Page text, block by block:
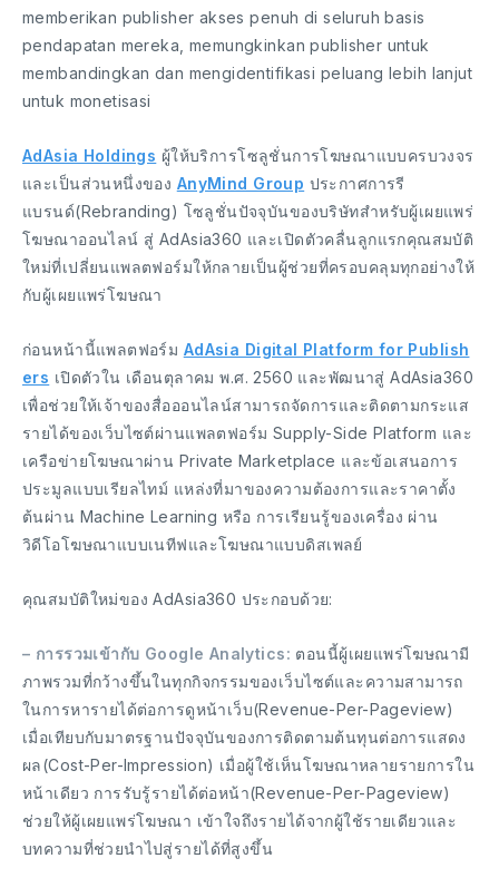
memberikan publisher akses penuh di seluruh basis
pendapatan mereka, memungkinkan publisher untuk
membandingkan dan mengidentifikasi peluang lebih lanjut
untuk monetisasi
AdAsia Holdings ผู้ให้บริการโซลูชั่นการโฆษณาแบบครบวงจร
และเป็นส่วนหนึ่งของ AnyMind Group ประกาศการรี
แบรนด์(Rebranding) โซลูชั่นปัจจุบันของบริษัทสำหรับผู้เผยแพร่
โฆษณาออนไลน์ สู่ AdAsia360 และเปิดตัวคลื่นลูกแรกคุณสมบัติ
ใหม่ที่เปลี่ยนแพลตฟอร์มให้กลายเป็นผู้ช่วยที่ครอบคลุมทุกอย่างให้
กับผู้เผยแพร่โฆษณา
ก่อนหน้านี้แพลตฟอร์ม AdAsia Digital Platform for Publish
ers เปิดตัวใน เดือนตุลาคม พ.ศ. 2560 และพัฒนาสู่ AdAsia360
เพื่อช่วยให้เจ้าของสื่อออนไลน์สามารถจัดการและติดตามกระแส
รายได้ของเว็บไซต์ผ่านแพลตฟอร์ม Supply-Side Platform และ
เครือข่ายโฆษณาผ่าน Private Marketplace และข้อเสนอการ
ประมูลแบบเรียลไทม์ แหล่งที่มาของความต้องการและราคาตั้ง
ต้นผ่าน Machine Learning หรือ การเรียนรู้ของเครื่อง ผ่าน
วิดีโอโฆษณาแบบเนทีฟและโฆษณาแบบดิสเพลย์
คุณสมบัติใหม่ของ AdAsia360 ประกอบด้วย:
– การรวมเข้ากับ Google Analytics: ตอนนี้ผู้เผยแพร่โฆษณามี
ภาพรวมที่กว้างขึ้นในทุกกิจกรรมของเว็บไซต์และความสามารถ
ในการหารายได้ต่อการดูหน้าเว็บ(Revenue-Per-Pageview)
เมื่อเทียบกับมาตรฐานปัจจุบันของการติดตามต้นทุนต่อการแสดง
ผล(Cost-Per-Impression) เมื่อผู้ใช้เห็นโฆษณาหลายรายการใน
หน้าเดียว การรับรู้รายได้ต่อหน้า(Revenue-Per-Pageview)
ช่วยให้ผู้เผยแพร่โฆษณา เข้าใจถึงรายได้จากผู้ใช้รายเดียวและ
บทความที่ช่วยนำไปสู่รายได้ที่สูงขึ้น